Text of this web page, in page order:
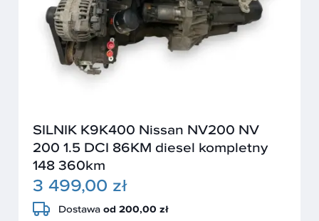
SILNIK K9K400 Nissan NV200 NV
200 1.5 DCI 86KM diesel kompletny
148 360km
3 499,00 zł
Dostawa od 200,00 zł